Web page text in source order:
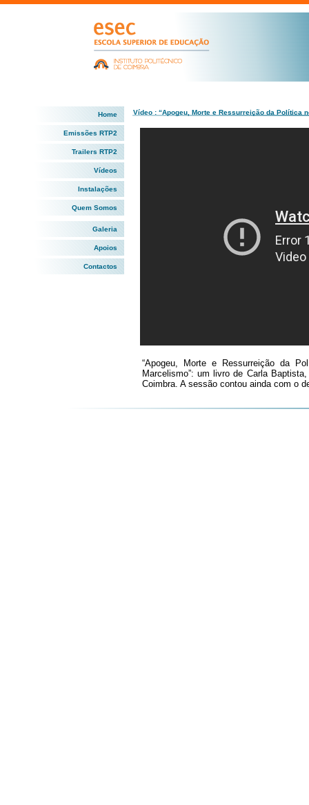
Home
Emissões RTP2
Trailers RTP2
Vídeos
Instalações
Quem Somos
Galeria
Apoios
Contactos
Vídeo : “Apogeu, Morte e Ressurreição da Política
“Apogeu, Morte e Ressurreição da
Marcelismo”: um livro de Carla
Coimbra. A sessão contou ainda com o